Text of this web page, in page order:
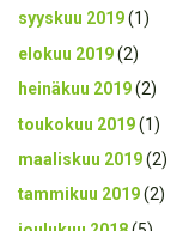
syyskuu 2019(1)
elokuu 2019(2)
heinäkuu 2019(2)
toukokuu 2019(1)
maaliskuu 2019(2)
tammikuu 2019(2)